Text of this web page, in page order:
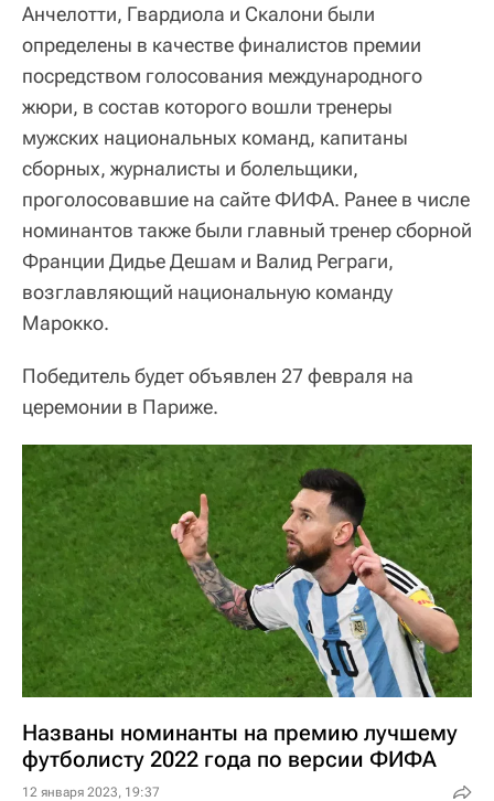
Анчелотти, Гвардиола и Скалони были
определены в качестве финалистов премии
посредством голосования международного
жюри, в состав которого вошли тренеры
мужских национальных команд, капитаны
сборных, журналисты и болельщики,
проголосовавшие на сайте ФИФА. Ранее в числе
номинантов также были главный тренер сборной
Франции Дидье Дешам и Валид Реграги,
возглавляющий национальную команду
Марокко.
Победитель будет объявлен 27 февраля на
церемонии в Париже.
Названы номинанты на премию лучшему
футболисту 2022 года по версии ФИФА
12 января 2023, 19:37